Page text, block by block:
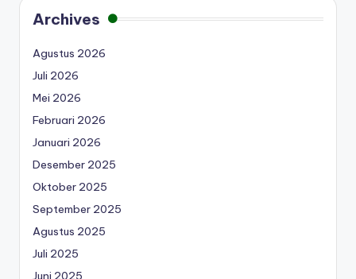
Archives
Agustus 2026
Juli 2026
Mei 2026
Februari 2026
Januari 2026
Desember 2025
Oktober 2025
September 2025
Agustus 2025
Juli 2025
Juni 2025